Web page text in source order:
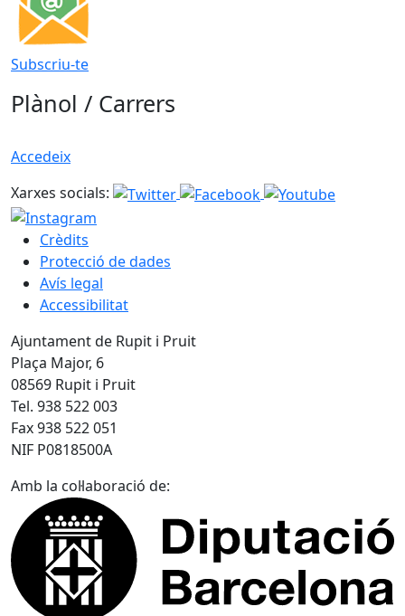
Subscriu-te
Plànol / Carrers
Accedeix
Xarxes socials:
Crèdits
Protecció de dades
Avís legal
Accessibilitat
Ajuntament de Rupit i Pruit
Plaça Major, 6
08569 Rupit i Pruit
Tel. 938 522 003
Fax 938 522 051
NIF P0818500A
Amb la col·laboració de: